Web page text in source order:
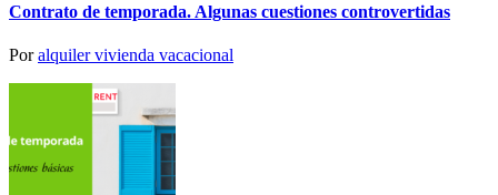
Contrato de temporada. Algunas cuestiones controvertidas
Poralquiler vivienda vacacional